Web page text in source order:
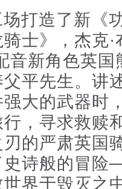
造了新《
士》，杰克
音新角色英
平先生。讲
大的武器时
，寻求救赎
的严肃英国
史诗般的冒
界于毁灭之